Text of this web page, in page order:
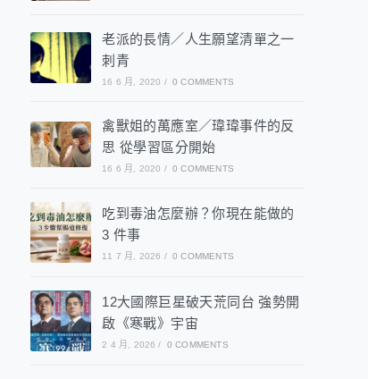
老派的長情／人生願望清單之一
刺青
16 6 月, 2020 / 0 COMMENTS
禽獸姐的萬應室／瑋瑋事件的反
思 從學習區分開始
16 6 月, 2020 / 0 COMMENTS
吃到毒油怎麼辦？你現在能做的
3 件事
11 7 月, 2026 / 0 COMMENTS
12大國際巨星破天荒同台 強勢開
啟《寒戰》宇宙
2 4 月, 2026 / 0 COMMENTS